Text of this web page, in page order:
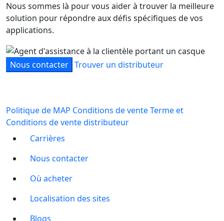
Nous sommes là pour vous aider à trouver la meilleure
solution pour répondre aux défis spécifiques de vos
applications.
Nous contacter Trouver un distributeur
Politique de MAP Conditions de venteTerme et
Conditions de vente distributeur
Carrières
Nous contacter
Où acheter
Localisation des sites
Blogs